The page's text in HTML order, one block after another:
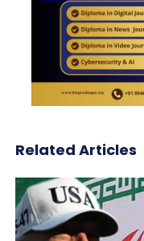
Related Articles